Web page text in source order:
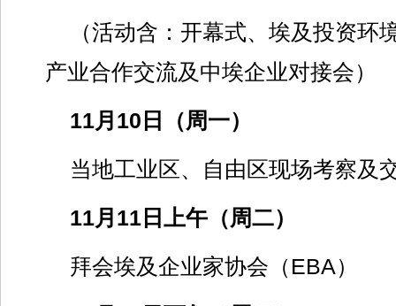
（活动含：开幕式、埃及投资环
产业合作交流及中埃企业对接会）
11月10日（周一）
当地工业区、自由区现场考察及
11月11日上午（周二）
拜会埃及企业家协会（EBA）